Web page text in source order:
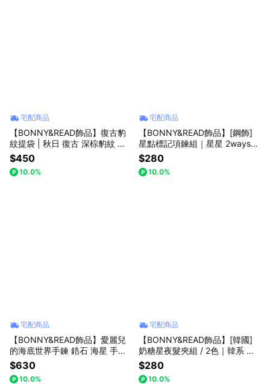
宅配商品
【BONNY&READ飾品】復古豹
紋提袋 | 秋日 復古 深棕豹紋 送
禮 購物袋 提袋
$450
10.0%
宅配商品
【BONNY&READ飾品】[鋼飾]
星點標記項鍊組｜星星 2ways
項鍊組 雙層項鍊 女生飾品 夏日
穿搭 抗汗 禮物推薦
$280
10.0%
宅配商品
【BONNY&READ飾品】愛麗兒
的海底世界手鍊 鋯石 海星 手鍊
手環
$630
10.0%
宅配商品
【BONNY&READ飾品】[韓國]
奶糖星夜髮夾組 / 2色｜韓系 潮
流髮飾 鴨嘴夾 兩件組 熱銷 禮物
推薦
$280
10.0%